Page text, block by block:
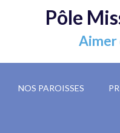
Pôle
Aimer
NOS PAROISSES